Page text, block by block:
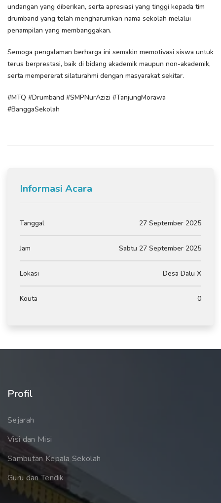
undangan yang diberikan, serta apresiasi yang tinggi kepada tim
drumband yang telah mengharumkan nama sekolah melalui
penampilan yang membanggakan.
Semoga pengalaman berharga ini semakin memotivasi siswa untuk
terus berprestasi, baik di bidang akademik maupun non-akademik,
serta mempererat silaturahmi dengan masyarakat sekitar.
#MTQ #Drumband #SMPNurAzizi #TanjungMorawa
#BanggaSekolah
Informasi Acara
Tanggal 27 September 2025
Jam Sabtu 27 September 2025
Lokasi Desa Dalu X
Kouta 0
Profil
Sejarah
Visi dan Misi
Sambutan Kepala Sekolah
Guru dan Tendik